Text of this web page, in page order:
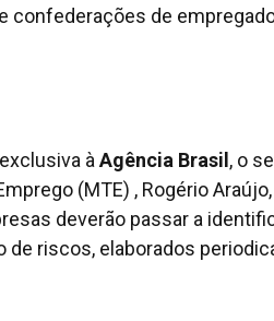
confederações de
àAgência Brasil , o
(MTE) , Rogério
deverão passar a
de riscos, elaborados